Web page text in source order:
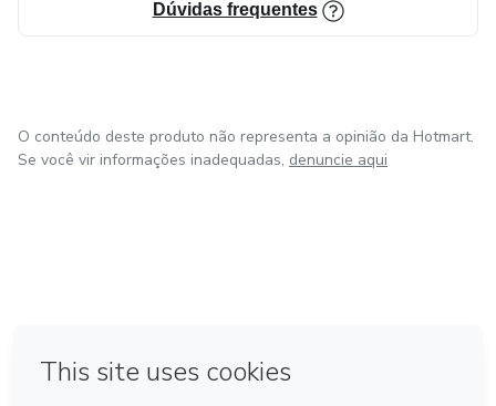
Dúvidas frequentes
O conteúdo deste produto não representa a opinião da Hotmart.
Se você vir informações inadequadas, denuncie aqui
Feito com ❤ na Cidade do México